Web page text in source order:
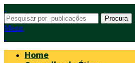
Procura
Menu
Home